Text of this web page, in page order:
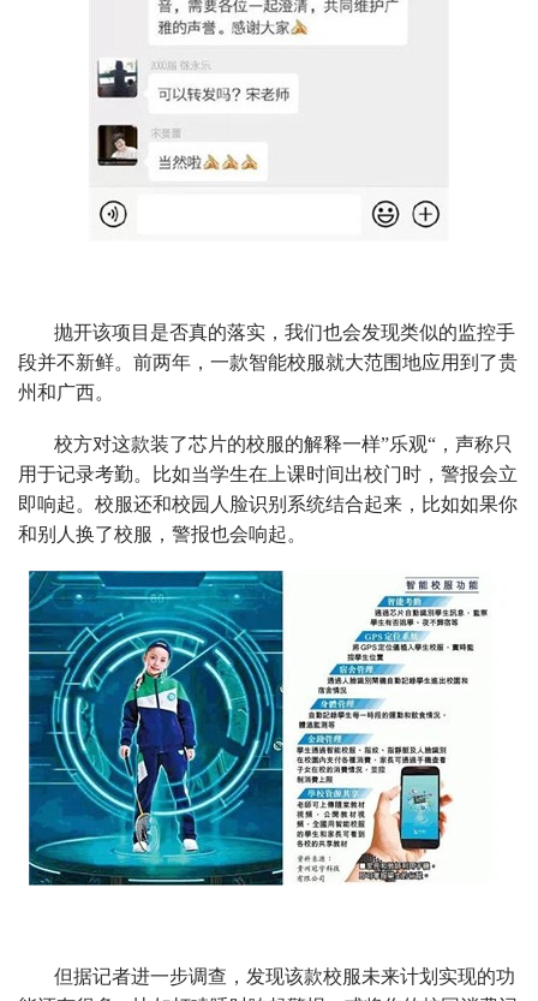
抛开该项目是否真的落实，我们也会发现类似的监控手
段并不新鲜。前两年，一款智能校服就大范围地应用到了贵
州和广西。
校方对这款装了芯片的校服的解释一样”乐观“，声称只
用于记录考勤。比如当学生在上课时间出校门时，警报会立
即响起。校服还和校园人脸识别系统结合起来，比如如果你
和别人换了校服，警报也会响起。
但据记者进一步调查，发现该款校服未来计划实现的功